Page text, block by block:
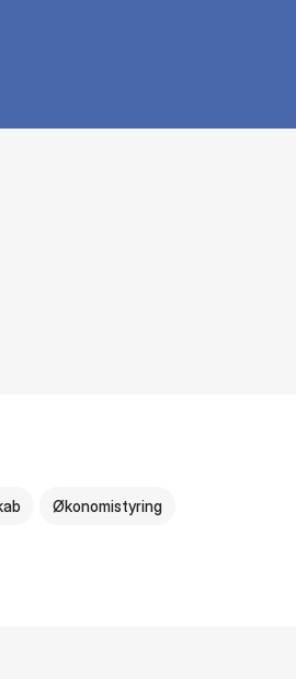
Økonomistyring